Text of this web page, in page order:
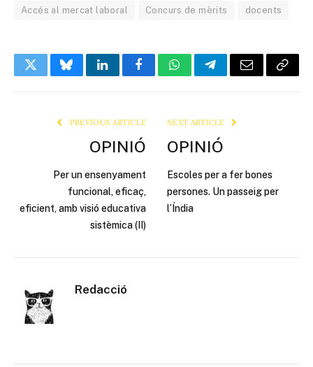
Accés al mercat laboral Concurs de mèrits docents
TwitterBlueskyLinkedInFacebookWhatsAppTelegramEmail Copy
PREVIOUS ARTICLE
OPINIÓ
Per un ensenyament
funcional, eficaç,
eficient, amb visió educativa
sistèmica (II)
NEXT ARTICLE
OPINIÓ
Escoles per a fer bones
persones. Un passeig per
l’Índia
Redacció